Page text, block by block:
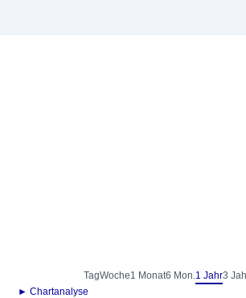
TagWoche1 Monat6 Mon.1 Jahr3
► Chartanalyse